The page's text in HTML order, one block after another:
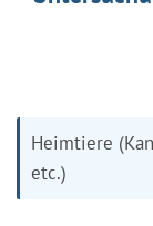
Heimtiere
etc.)